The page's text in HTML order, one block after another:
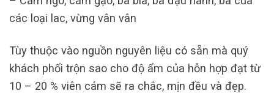
các loại lac, vừng vân vân
Tùy thuộc vào nguồn nguyên liệu có sẵn mà quý
khách phối trộn sao cho độ ẩm của hỗn hợp đạt từ
10 – 20 % viên cám sẽ ra chắc, mịn đều và đẹp.